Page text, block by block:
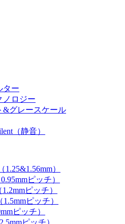
ター
ノロジー
&グレースケール
（静音）
1.25&1.56mm）
ピッチ）
ピッチ）
ピッチ）
ピッチ）
ピッチ）